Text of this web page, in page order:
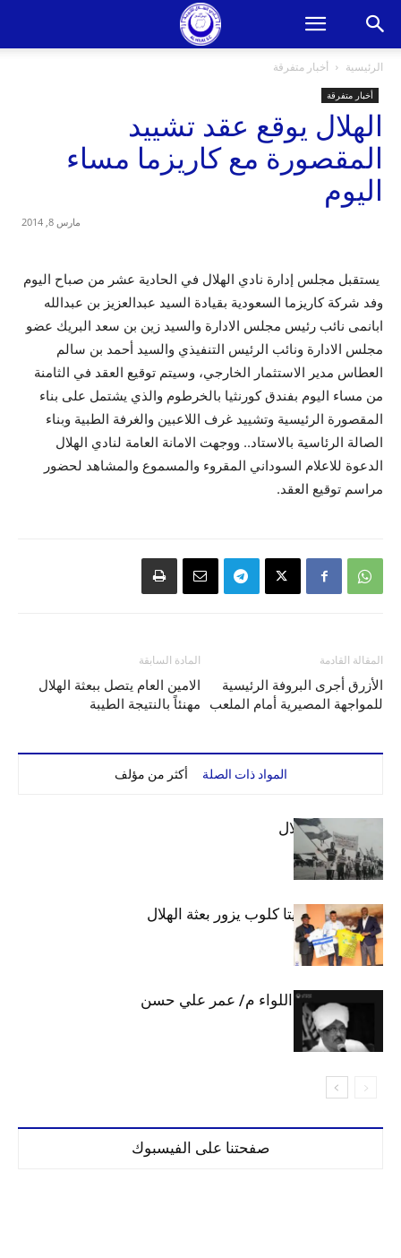
الرئيسية أخبار متفرقة
أخبار متفرقة
الهلال يوقع عقد تشييد
المقصورة مع كاريزما مساء
اليوم
مارس 8, 2014
يستقبل مجلس إدارة نادي الهلال في الحادية عشر من صباح اليوم
وفد شركة كاريزما السعودية بقيادة السيد عبدالعزيز بن عبدالله
ابانمى نائب رئيس مجلس الادارة والسيد زين بن سعد البريك عضو
مجلس الادارة ونائب الرئيس التنفيذي والسيد أحمد بن سالم
العطاس مدير الاستثمار الخارجي، وسيتم توقيع العقد في الثامنة
من مساء اليوم بفندق كورنثيا بالخرطوم والذي يشتمل على بناء
المقصورة الرئيسية وتشييد غرف اللاعبين والغرفة الطبية وبناء
الصالة الرئاسية بالاستاد.. ووجهت الامانة العامة لنادي الهلال
الدعوة للاعلام السوداني المقروء والمسموع والمشاهد لحضور
مراسم توقيع العقد.
المادة السابقة
الامين العام يتصل ببعثة الهلال
مهنئاً بالنتيجة الطيبة
المقالة القادمة
الأزرق أجرى البروفة الرئيسية
للمواجهة المصيرية أمام الملعب
المواد ذات الصلة أكثر من مؤلف
الهلال والاستقلال
وفد رفيع من فيتا كلوب يزور بعثة الهلال
الهلال يحتسب اللواء م/ عمر علي حسن
صفحتنا على الفيسبوك